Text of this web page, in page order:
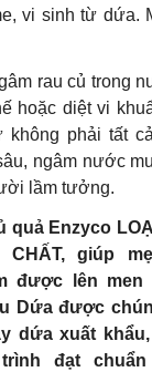
vi sinh từ dứa.
rau củ trong
hoặc diệt vi
không phải tất
ngâm nước
lầm tưởng.
quả Enzyco
CHẤT, giúp
được lên men
Dứa được
dứa xuất
đạt chuẩn